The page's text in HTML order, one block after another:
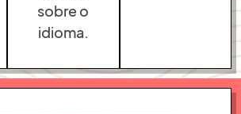
sobre o
idioma.